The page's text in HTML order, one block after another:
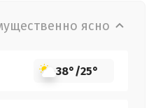
ясно
38°/25°